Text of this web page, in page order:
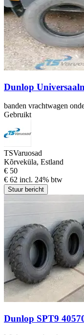
Dunlop
banden vrachtwagen
Gebruikt
TSVaruosad
Kõrveküla, Estland
€ 50
€ 62 incl. 24% btw
Stuur bericht
Dunlop SPT9